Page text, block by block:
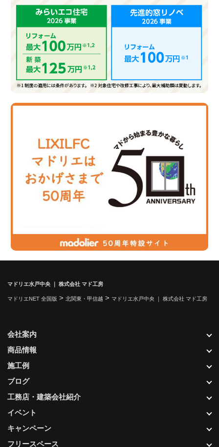
マドリエ水戸中央 ｜ 株式会社 マド工房
マドリエNET 全国版 > 北関東・甲信越 > マドリエ水戸中央 ｜ 株式会社 マド工房
会社案内
商品情報
施工例
ブログ
工務店・建築会社紹介
イベント
キャンペーン
フリースペース